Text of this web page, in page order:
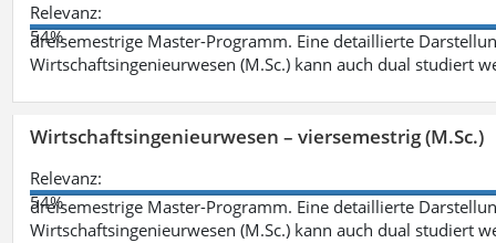
Relevanz:
54%
dreisemestrige Master-Programm. Eine detaillierte
Wirtschaftsingenieurwesen (M.Sc.) kann auch dual studiert
Wirtschaftsingenieurwesen – viersemestrig (M.Sc.)
Relevanz:
54%
dreisemestrige Master-Programm. Eine detaillierte
Wirtschaftsingenieurwesen (M.Sc.) kann auch dual studiert